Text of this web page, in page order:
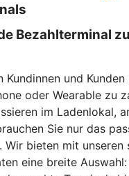
Bezahlterminal
Kundinnen und
oder Wearable zu
im Ladenlokal,
Sie nur das
Wir bieten mit unseren
eine breite